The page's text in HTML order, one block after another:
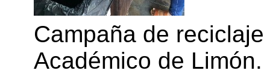
Campaña de
Académico de